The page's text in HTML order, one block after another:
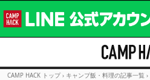
CAMP HACK トップ › キャンプ飯・料理の記事一覧 ›